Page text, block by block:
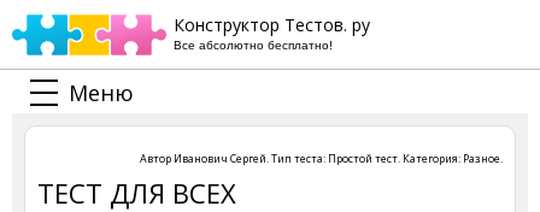
Конструктор Тестов. ру
Все абсолютно бесплатно!
Меню
Автор Иванович Сергей. Тип теста: Простой тест. Категория: Разное.
ТЕСТ ДЛЯ ВСЕХ